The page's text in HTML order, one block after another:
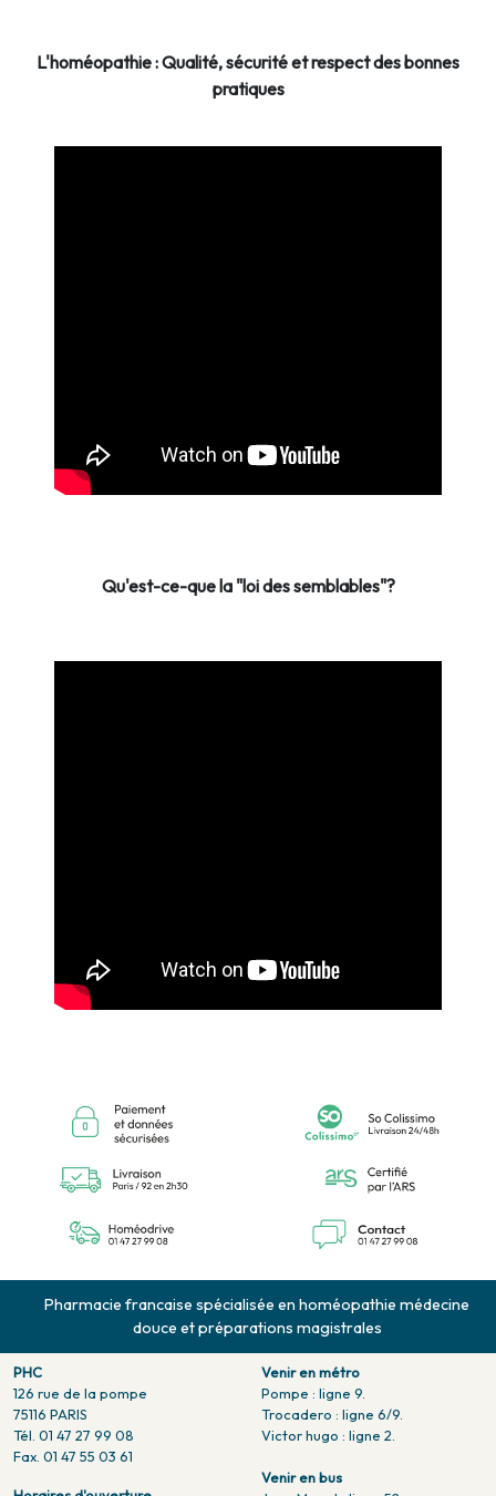
L'homéopathie : Qualité, sécurité et respect des bonnes
pratiques
Qu'est-ce-que la "loi des semblables"?
Pharmacie francaise spécialisée en homéopathie médecine
douce et préparations magistrales
PHC
126 rue de la pompe
75116 PARIS
Tél. 01 47 27 99 08
Fax. 01 47 55 03 61
Venir en métro
Pompe : ligne 9.
Trocadero : ligne 6/9.
Victor hugo : ligne 2.
Venir en bus